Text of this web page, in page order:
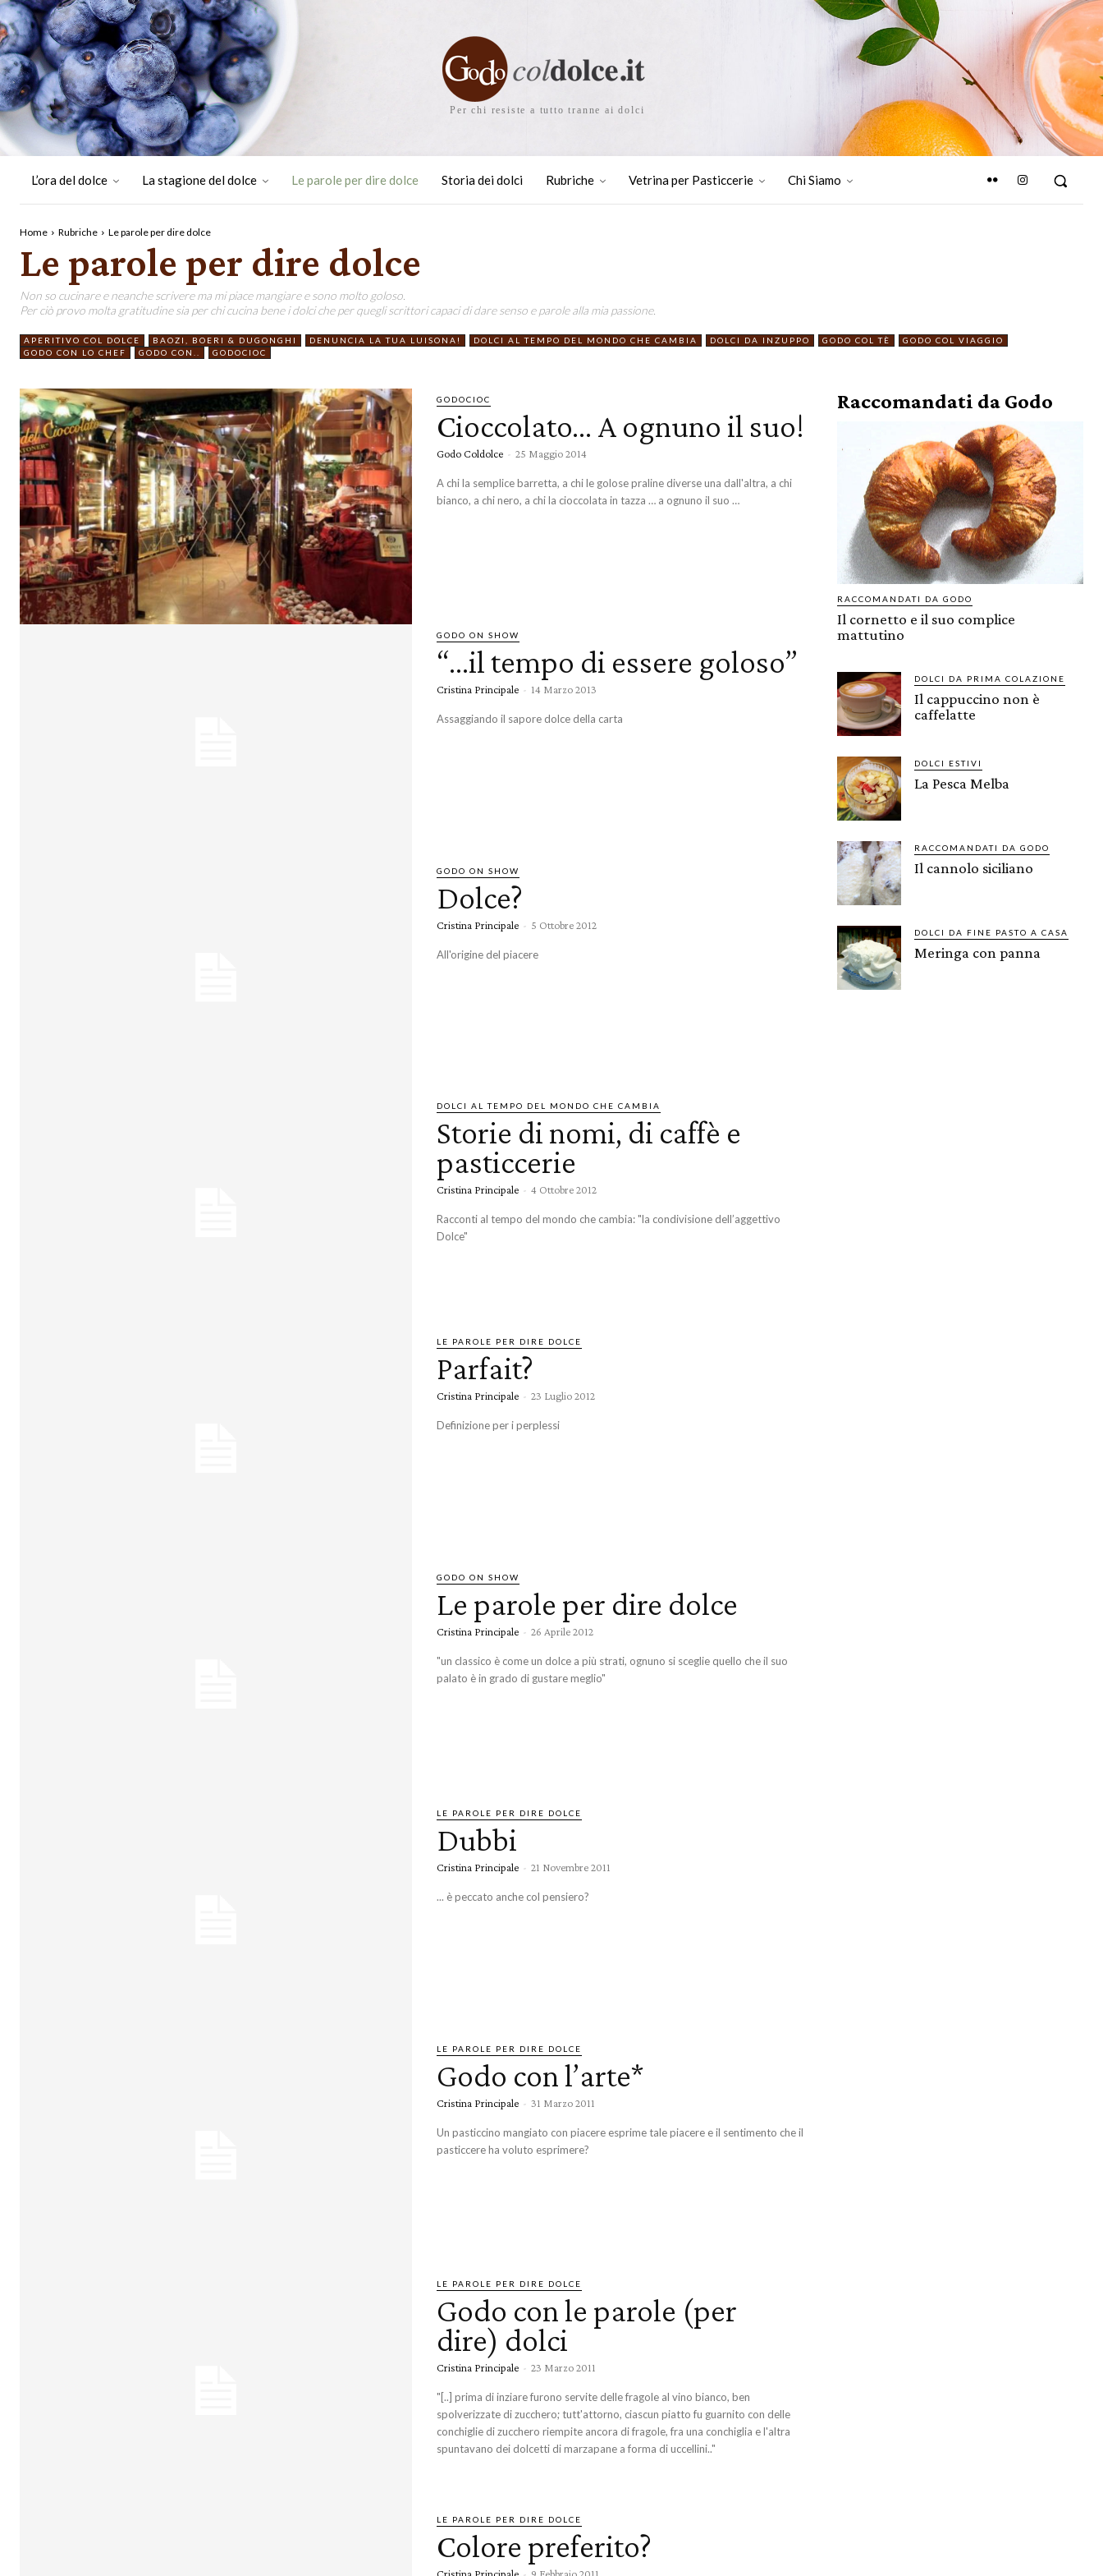
Per chi resiste a tutto tranne ai dolci
L’ora del dolce La stagione del dolce Le parole per dire dolce Storia dei dolci Rubriche Vetrina per Pasticcerie Chi Siamo
Home Rubriche Le parole per dire dolce
Le parole per dire dolce
Non so cucinare e neanche scrivere ma mi piace mangiare e sono molto goloso.
Per ciò provo molta gratitudine sia per chi cucina bene i dolci che per quegli scrittori capaci di dare senso e parole alla mia passione.
APERITIVO COL DOLCE BAOZI, BOERI & DUGONGHI DENUNCIA LA TUA LUISONA! DOLCI AL TEMPO DEL MONDO CHE CAMBIA DOLCI DA INZUPPO GODO COL TÈ
GODO COL VIAGGIO
GODO CON LO CHEF
GODO CON.. GODOCIOC
GODOCIOC
Cioccolato… A ognuno il suo!
Godo Coldolce - 25 Maggio 2014
A chi la semplice barretta, a chi le golose praline diverse una dall'altra, a chi
bianco, a chi nero, a chi la cioccolata in tazza … a ognuno il suo …
GODO ON SHOW
“…il tempo di essere goloso”
Cristina Principale - 14 Marzo 2013
Assaggiando il sapore dolce della carta
GODO ON SHOW
Dolce?
Cristina Principale - 5 Ottobre 2012
All'origine del piacere
DOLCI AL TEMPO DEL MONDO CHE CAMBIA
Storie di nomi, di caffè e
pasticcerie
Cristina Principale - 4 Ottobre 2012
Racconti al tempo del mondo che cambia: "la condivisione dell’aggettivo
Dolce"
LE PAROLE PER DIRE DOLCE
Parfait?
Cristina Principale - 23 Luglio 2012
Definizione per i perplessi
GODO ON SHOW
Le parole per dire dolce
Cristina Principale - 26 Aprile 2012
"un classico è come un dolce a più strati, ognuno si sceglie quello che il suo
palato è in grado di gustare meglio"
LE PAROLE PER DIRE DOLCE
Dubbi
Cristina Principale - 21 Novembre 2011
... è peccato anche col pensiero?
LE PAROLE PER DIRE DOLCE
Godo con l’arte*
Cristina Principale - 31 Marzo 2011
Un pasticcino mangiato con piacere esprime tale piacere e il sentimento che il
pasticcere ha voluto esprimere?
LE PAROLE PER DIRE DOLCE
Godo con le parole (per
dire) dolci
Cristina Principale - 23 Marzo 2011
"[..] prima di inziare furono servite delle fragole al vino bianco, ben
spolverizzate di zucchero; tutt'attorno, ciascun piatto fu guarnito con delle
conchiglie di zucchero riempite ancora di fragole, fra una conchiglia e l'altra
spuntavano dei dolcetti di marzapane a forma di uccellini.."
LE PAROLE PER DIRE DOLCE
Colore preferito?
Raccomandati da Godo
RACCOMANDATI DA GODO
Il cornetto e il suo complice
mattutino
DOLCI DA PRIMA COLAZIONE
Il cappuccino non è
caffelatte
DOLCI ESTIVI
La Pesca Melba
RACCOMANDATI DA GODO
Il cannolo siciliano
DOLCI DA FINE PASTO A CASA
Meringa con panna